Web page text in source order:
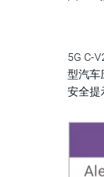
5G C-
型汽车
安全提